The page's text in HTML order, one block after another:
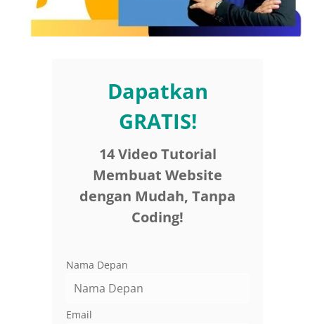
Dapatkan
GRATIS!
14 Video Tutorial
Membuat Website
dengan Mudah, Tanpa
Coding!
Nama Depan
Email